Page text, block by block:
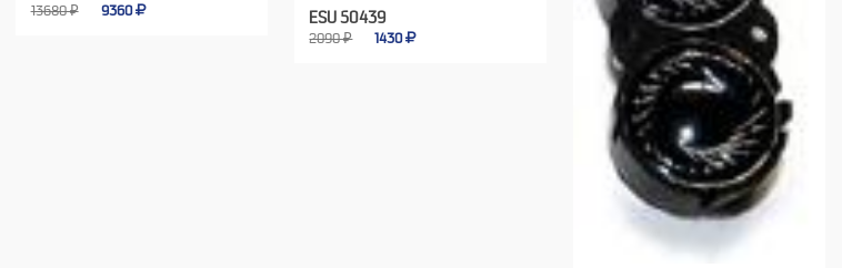
13680 ₽ 9360 ESU 50439
2090 ₽ 1430